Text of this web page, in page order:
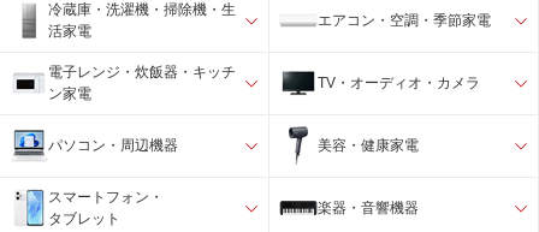
冷蔵庫・洗濯機・掃除機・生
活家電
エアコン・空調・季節家電
電子レンジ・炊飯器・キッチ
ン家電
TV・オーディオ・カメラ
パソコン・周辺機器 美容・健康家電
スマートフォン・
タブレット
楽器・音響機器